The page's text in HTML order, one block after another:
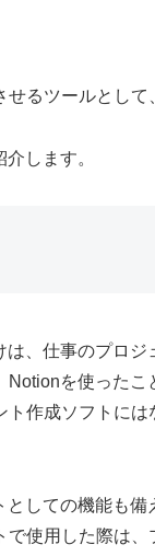
るツールとし
します。
、仕事のプロ
を使った
ト作成ソフトに
しての機能も
で使用した際は